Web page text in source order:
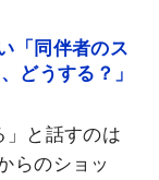
「同伴者のス
どうする？」
」と話すのは
らのショッ